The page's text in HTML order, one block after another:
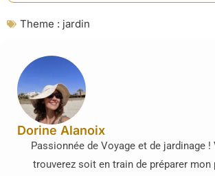
Theme : jardin
Dorine Alanoix
Passionnée de Voyage et de jardinage !
trouverez soit en train de préparer mon